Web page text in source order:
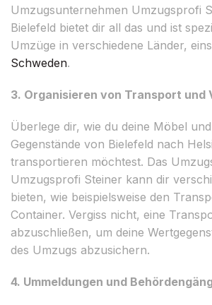
Umzugsunternehmen Umzugsprofi
Bielefeld bietet dir all das und ist
Umzüge in verschiedene Länder,
Schweden.
3. Organisieren von Transport und
Überlege dir, wie du deine Möbel
Gegenstände von Bielefeld nach
transportieren möchtest. Das
Umzugsprofi Steiner kann dir
bieten, wie beispielsweise den
Container. Vergiss nicht, eine
abzuschließen, um deine
des Umzugs abzusichern.
4. Ummeldungen und